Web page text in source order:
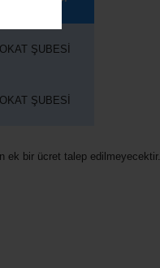
ŞUBESİ
ŞUBESİ
ek bir ücret talep edilmeyecektir.